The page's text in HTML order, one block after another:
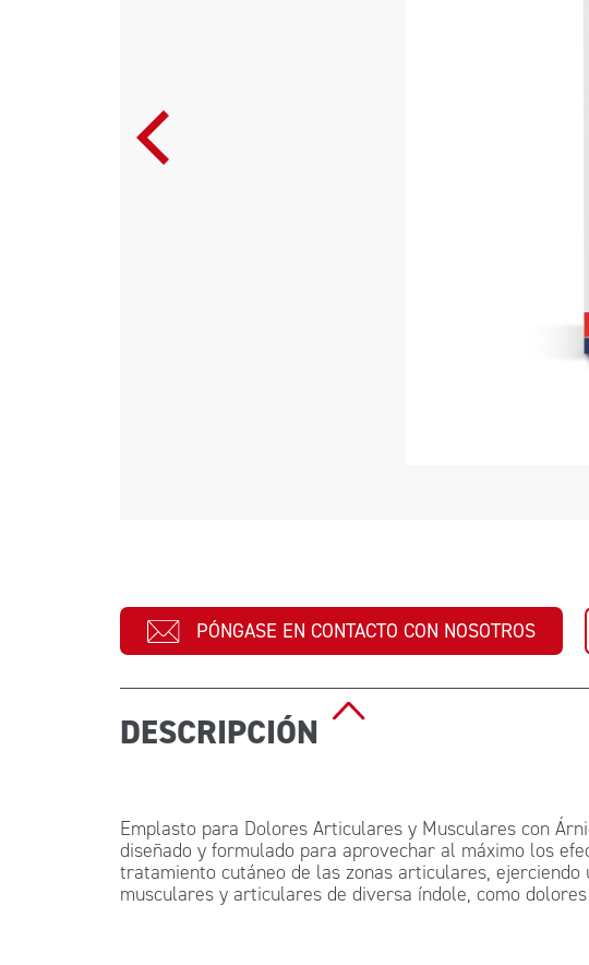
PÓNGASE EN CONTACTO CON NOSOTROS
DESCRIPCIÓN
Emplasto para Dolores Articulares y Musculares con
diseñado y formulado para aprovechar al máximo los
tratamiento cutáneo de las zonas articulares,
musculares y articulares de diversa índole, como